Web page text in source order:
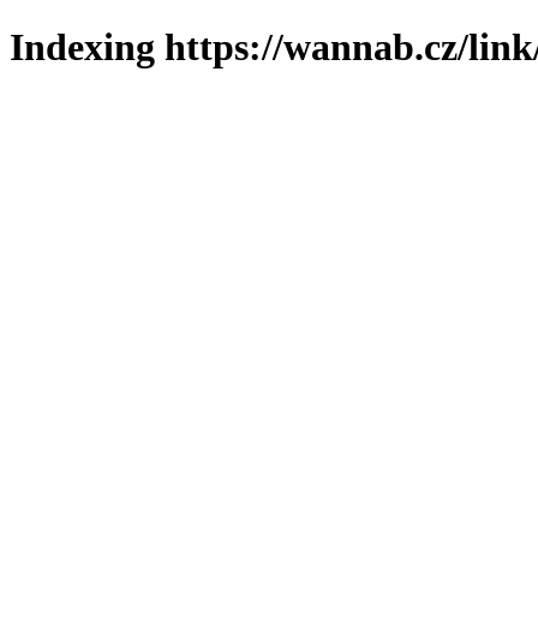
Indexing https://wannab.cz/